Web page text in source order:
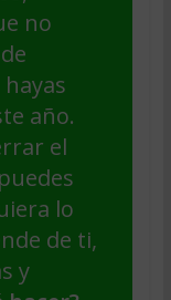
no
año.
el
lo
de ti,
y